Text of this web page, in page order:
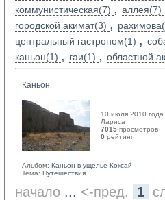
коммунистическая(7) , аллея(7)
городской акимат(3) ,
центральный гастроном(1) ,
каньон(1) , гаи(1) , областной
Каньон
10 июля 2010 года
Лариса
7015 просмотров
0 рейтинг
Альбом: Каньон в ущелье Коксай
Тема: Путешествия
начало ... <-пред. 1